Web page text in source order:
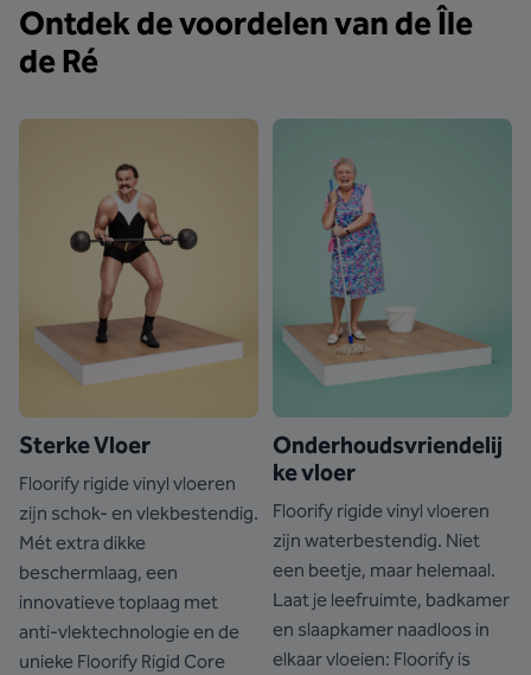
Ontdek de voordelen van de Île
de Ré
Sterke Vloer
Floorify rigide vinyl vloeren
zijn schok- en vlekbestendig.
Mét extra dikke
beschermlaag, een
innovatieve toplaag met
anti-vlektechnologie en de
unieke Floorify Rigid Core
Onderhoudsvriendelij
ke vloer
Floorify rigide vinyl vloeren
zijn waterbestendig. Niet
een beetje, maar helemaal.
Laat je leefruimte, badkamer
en slaapkamer naadloos in
elkaar vloeien: Floorify is